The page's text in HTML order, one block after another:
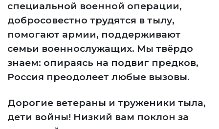
специальной военной операции,
добросовестно трудятся в тылу,
помогают армии, поддерживают
семьи военнослужащих. Мы твёрдо
знаем: опираясь на подвиг предков,
Россия преодолеет любые вызовы.
Дорогие ветераны и труженики тыла,
дети войны! Низкий вам поклон за